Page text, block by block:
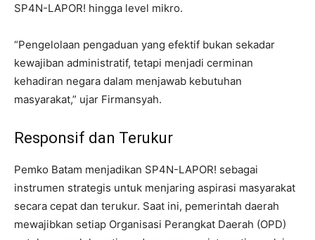
SP4N-LAPOR! hingga level mikro.
“Pengelolaan pengaduan yang efektif bukan sekadar
kewajiban administratif, tetapi menjadi cerminan
kehadiran negara dalam menjawab kebutuhan
masyarakat,” ujar Firmansyah.
Responsif dan Terukur
Pemko Batam menjadikan SP4N-LAPOR! sebagai
instrumen strategis untuk menjaring aspirasi masyarakat
secara cepat dan terukur. Saat ini, pemerintah daerah
mewajibkan setiap Organisasi Perangkat Daerah (OPD)